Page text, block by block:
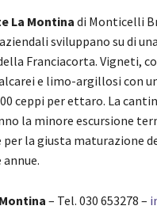
La Montinadi Monticelli
sviluppano su di
Franciacorta. Vigneti,
e limo-argillosi con
ceppi per ettaro. La
la minore escursione
la giusta maturazione
Montina – Tel. 030 653278 –